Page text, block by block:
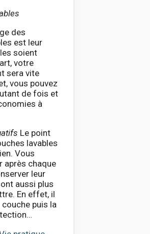
des
est leur
soient
votre
sera vite
vous pouvez
de fois et
à
Le point
lavables
Vous
après chaque
leur
aussi plus
En effet, il
puis la